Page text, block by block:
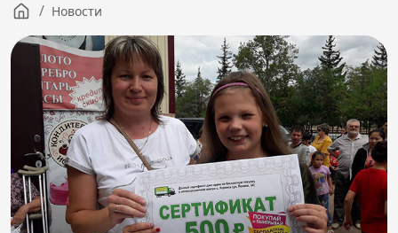
Компания
Партнерам
Тендеры
Вакансии
Новости
Контакты
Версия для слабовидящих
/ Новости